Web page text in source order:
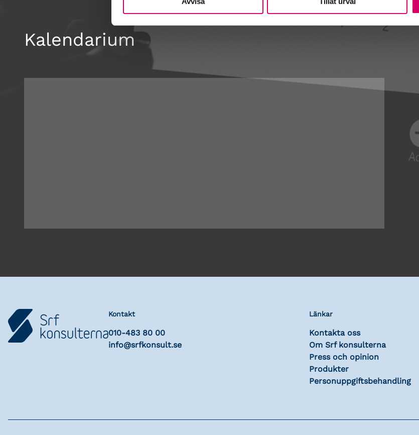
Kalendarium
Kontakt
010-483 80 00
info@srfkonsult.se
Länkar
Kontakta oss
Om Srf konsulterna
Press och opinion
Produkter
Personuppgiftsbehandling